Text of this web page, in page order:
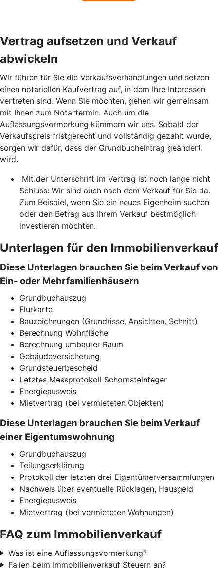
Vertrag aufsetzen und Verkauf
abwickeln
Wir führen für Sie die Verkaufsverhandlungen und setzen
einen notariellen Kaufvertrag auf, in dem Ihre Interessen
vertreten sind. Wenn Sie möchten, gehen wir gemeinsam
mit Ihnen zum Notartermin. Auch um die
Auflassungsvormerkung kümmern wir uns. Sobald der
Verkaufspreis fristgerecht und vollständig gezahlt wurde,
sorgen wir dafür, dass der Grundbucheintrag geändert
wird.
Mit der Unterschrift im Vertrag ist noch lange nicht
Schluss: Wir sind auch nach dem Verkauf für Sie da.
Zum Beispiel, wenn Sie ein neues Eigenheim suchen
oder den Betrag aus Ihrem Verkauf bestmöglich
investieren möchten.
Unterlagen für den Immobilienverkauf
Diese Unterlagen brauchen Sie beim Verkauf von
Ein- oder Mehrfamilienhäusern
Grundbuchauszug
Flurkarte
Bauzeichnungen (Grundrisse, Ansichten, Schnitt)
Berechnung Wohnfläche
Berechnung umbauter Raum
Gebäudeversicherung
Grundsteuerbescheid
Letztes Messprotokoll Schornsteinfeger
Energieausweis
Mietvertrag (bei vermieteten Objekten)
Diese Unterlagen brauchen Sie beim Verkauf
einer Eigentumswohnung
Grundbuchauszug
Teilungserklärung
Protokoll der letzten drei Eigentümerversammlungen
Nachweis über eventuelle Rücklagen, Hausgeld
Energieausweis
Mietvertrag (bei vermieteten Wohnungen)
FAQ zum Immobilienverkauf
Was ist eine Auflassungsvormerkung?
Fallen beim Immobilienverkauf Steuern an?